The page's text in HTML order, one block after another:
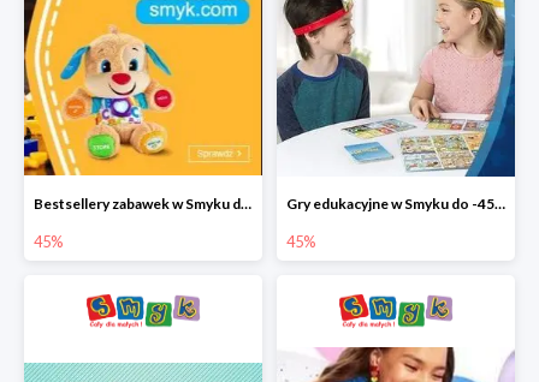
Bestsellery zabawek w Smyku do -45%
45%
Gry edukacyjne w Smyku do -45%
45%